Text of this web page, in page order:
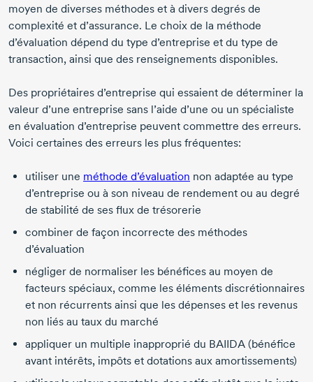
moyen de diverses méthodes et à divers degrés de
complexité et d’assurance. Le choix de la méthode
d’évaluation dépend du type d’entreprise et du type de
transaction, ainsi que des renseignements disponibles.
Des propriétaires d’entreprise qui essaient de déterminer la
valeur d’une entreprise sans l’aide d’une ou un spécialiste
en évaluation d’entreprise peuvent commettre des erreurs.
Voici certaines des erreurs les plus fréquentes:
utiliser une méthode d’évaluation non adaptée au type
d’entreprise ou à son niveau de rendement ou au degré
de stabilité de ses flux de trésorerie
combiner de façon incorrecte des méthodes
d’évaluation
négliger de normaliser les bénéfices au moyen de
facteurs spéciaux, comme les éléments discrétionnaires
et non récurrents ainsi que les dépenses et les revenus
non liés au taux du marché
appliquer un multiple inapproprié du BAIIDA (bénéfice
avant intérêts, impôts et dotations aux amortissements)